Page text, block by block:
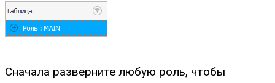
Сначала разверните любую роль, чтобы